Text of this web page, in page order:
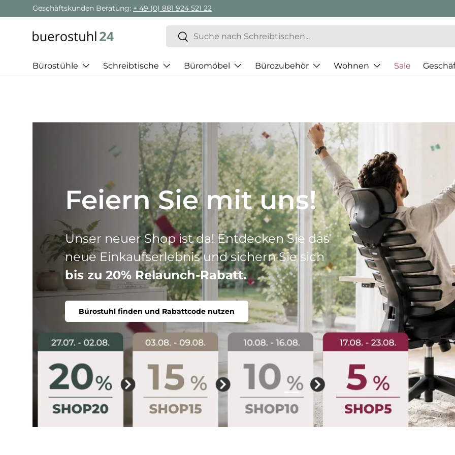
Direkt zum Inhalt
Geschäftskunden Beratung: + 49 (0) 881 924 521 22
Suchen
Suchen
Bürostühle Schreibtische Büromöbel Bürozubehör Wohnen Sale
Best of HJH
Drei Produktlinien, ein Ziel: Ihr perfekter
Stuhl. Ergonomisch, komfortabel, individuell.
Bürostuhl finden
Folie laden 1 von 5
Folie laden 2 von 5
Folie laden 3 von 5
Folie laden 4 von 5
Folie laden 5